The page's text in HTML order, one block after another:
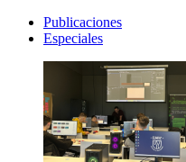
Publicaciones
Especiales